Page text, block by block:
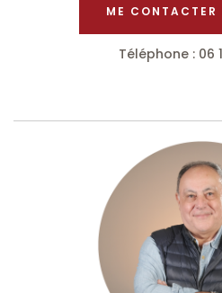
ME CONTACTER
Téléphone : 06